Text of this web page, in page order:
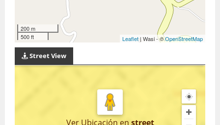
200 m
500 ft
Leaflet | Wasi - ©OpenStreetMap
Street View
Ver Ubicación en street